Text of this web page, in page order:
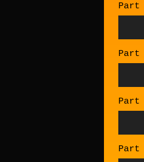
Part
Part
Part
Part